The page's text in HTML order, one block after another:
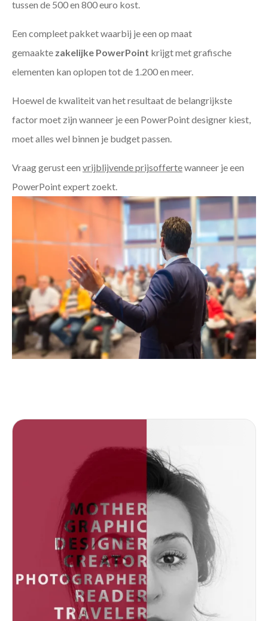
tussen de 500 en 800 euro kost.
Een compleet pakket waarbij je een op maat
gemaakte zakelijke PowerPoint krijgt met grafische
elementen kan oplopen tot de 1.200 en meer.
Hoewel de kwaliteit van het resultaat de belangrijkste
factor moet zijn wanneer je een PowerPoint designer kiest,
moet alles wel binnen je budget passen.
Vraag gerust een vrijblijvende prijsoffertewanneer je een
PowerPoint expert zoekt.